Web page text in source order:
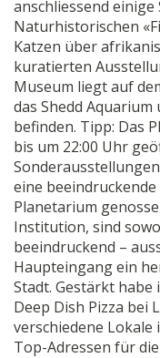
anschliessend
Naturhistorischen
Katzen über
kuratierten
Museum liegt auf
das Shedd
befinden. Tipp: Das
bis um 22:00 Uhr
eine
Planetarium
Institution, sind
beeindruckend –
Haupteingang ein
Stadt. Gestärkt habe
Deep Dish Pizza bei
verschiedene Lokale
Top-Adressen für